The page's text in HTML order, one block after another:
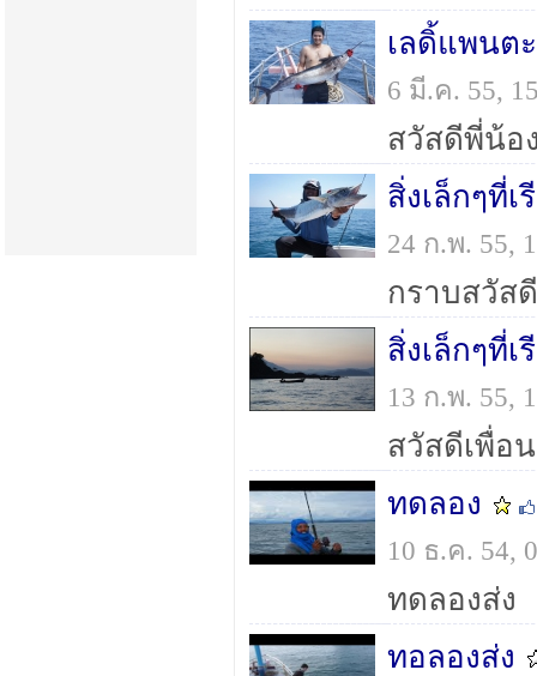
เลดิ้แพนต
6 มี.ค. 55,
สิ่งเล็กๆที่
24 ก.พ. 55,
สิ่งเล็กๆที่
13 ก.พ. 55,
ทดลอง
10 ธ.ค. 54,
ทดลองส่ง
ทอลองส่ง